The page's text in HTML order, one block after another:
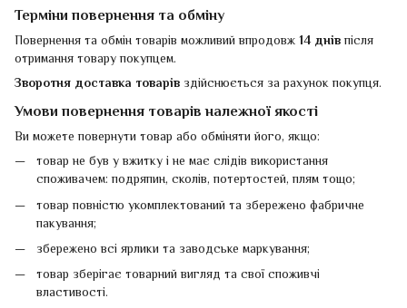
Терміни повернення та обміну
Повернення та обмін товарів можливий впродовж14 днівпісля
отримання товару покупцем.
Зворотня доставка товарів здійснюється за рахунок покупця.
Умови повернення товарів належної якості
Ви можете повернути товар або обміняти його, якщо:
товар не був у вжитку і не має слідів використання
споживачем: подряпин, сколів, потертостей, плям тощо;
товар повністю укомплектований та збережено фабричне
пакування;
збережено всі ярлики та заводське маркування;
товар зберігає товарний вигляд та свої споживчі
властивості.